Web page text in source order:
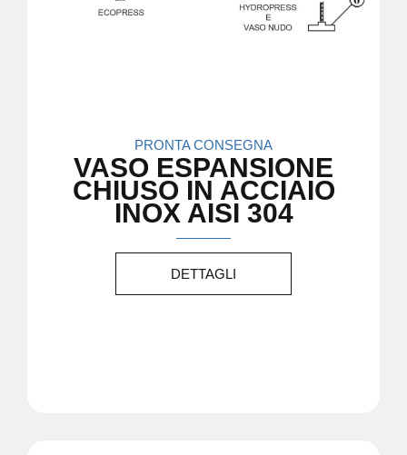
PRONTA CONSEGNA
VASO ESPANSIONE
CHIUSO IN ACCIAIO
INOX AISI 304
DETTAGLI